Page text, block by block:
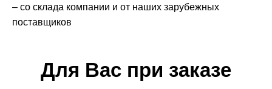
– со склада компании и от наших зарубежных
поставщиков
Для Вас при заказе